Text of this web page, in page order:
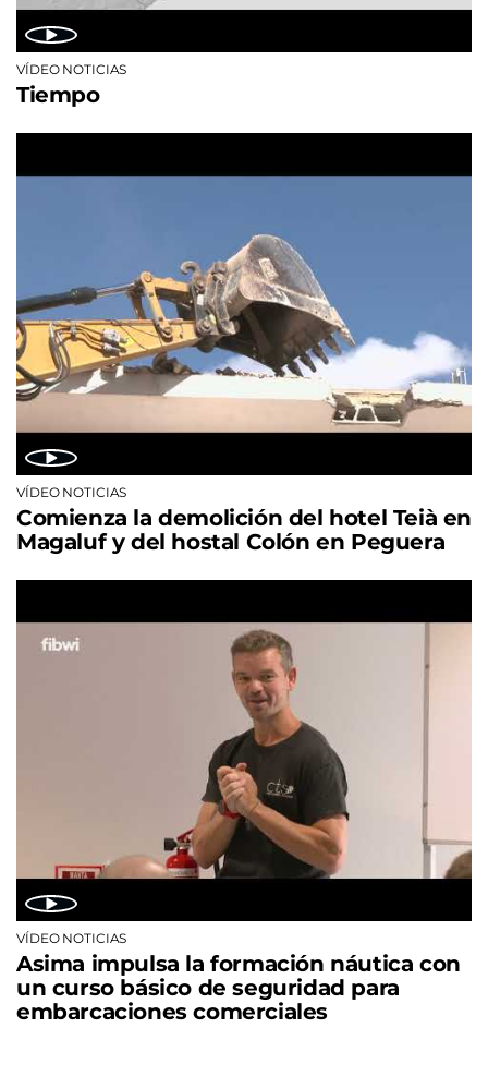
VÍDEO NOTICIAS
Tiempo
VÍDEO NOTICIAS
Comienza la demolición del hotel Teià en
Magaluf y del hostal Colón en Peguera
VÍDEO NOTICIAS
Asima impulsa la formación náutica con
un curso básico de seguridad para
embarcaciones comerciales